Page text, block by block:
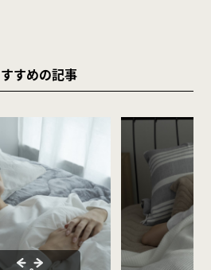
すめの記事